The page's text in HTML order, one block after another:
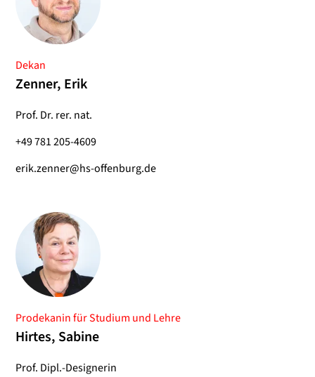
Dekan
Zenner, Erik
Prof. Dr. rer. nat.
+49 781 205-4609
erik.zenner@hs-offenburg.de
Prodekanin für Studium und Lehre
Hirtes, Sabine
Prof. Dipl.-Designerin